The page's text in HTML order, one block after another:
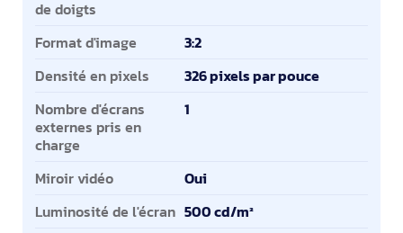
de doigts
Format d'image
3:2
Densité en pixels
326 pixels par pouce
Nombre d'écrans
externes pris en
charge
1
Miroir vidéo
Oui
Luminosité de l'écran 500 cd/m²